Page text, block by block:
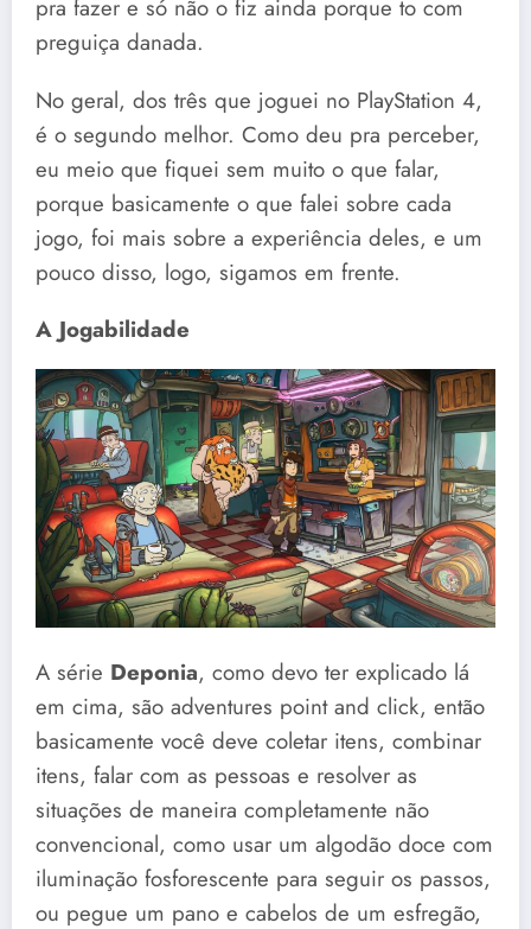
pra fazer e só não o fiz ainda porque to com
preguiça danada.
No geral, dos três que joguei no PlayStation 4,
é o segundo melhor. Como deu pra perceber,
eu meio que fiquei sem muito o que falar,
porque basicamente o que falei sobre cada
jogo, foi mais sobre a experiência deles, e um
pouco disso, logo, sigamos em frente.
A Jogabilidade
A série Deponia, como devo ter explicado lá
em cima, são adventures point and click, então
basicamente você deve coletar itens, combinar
itens, falar com as pessoas e resolver as
situações de maneira completamente não
convencional, como usar um algodão doce com
iluminação fosforescente para seguir os passos,
ou pegue um pano e cabelos de um esfregão,